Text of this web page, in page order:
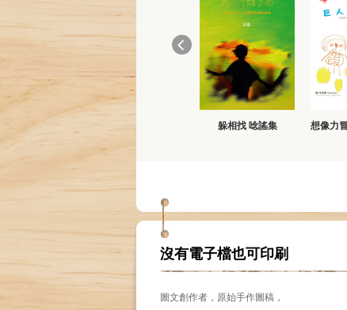
躲相找 唸謠集
想像力
沒有電子檔也可印刷
圖文創作者，原始手作圖稿，